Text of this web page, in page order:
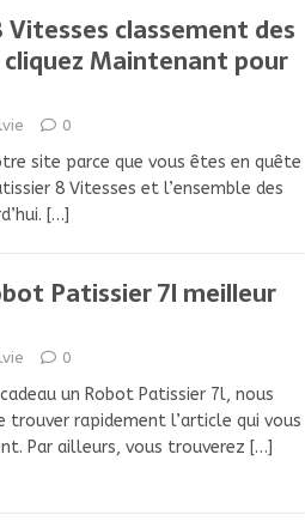
classement des
Maintenant pour
0
site parce que vous êtes en quête
8 Vitesses et l’ensemble des
[…]
Patissier 7l meilleur
0
un Robot Patissier 7l, nous
rapidement l’article qui vous
Par ailleurs, vous trouverez […]